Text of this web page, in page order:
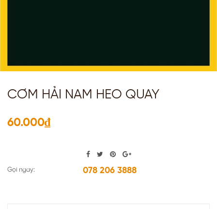
CƠM HẢI NAM HEO QUAY
60.000₫
Gọi ngay: 078 206 3888